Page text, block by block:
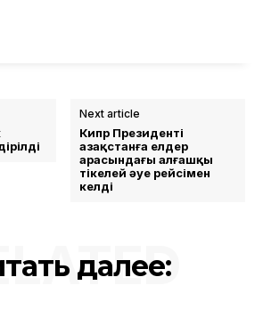
Next article
Кипр Президенті
Қазақстанға елдер
арасындағы алғашқы
тікелей әуе рейсімен
келді
далее: